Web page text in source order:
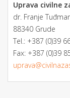
Uprava civilne
dr. Franje
88340 Grude
Tel.: +387 (0)39
Fax: +387 (0)39